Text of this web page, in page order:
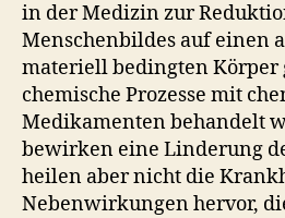
in der Medizin zur
Menschenbildes auf einen
materiell bedingten Körper
chemische Prozesse mit
Medikamenten behandelt
bewirken eine Linderung
heilen aber nicht die
Nebenwirkungen hervor,